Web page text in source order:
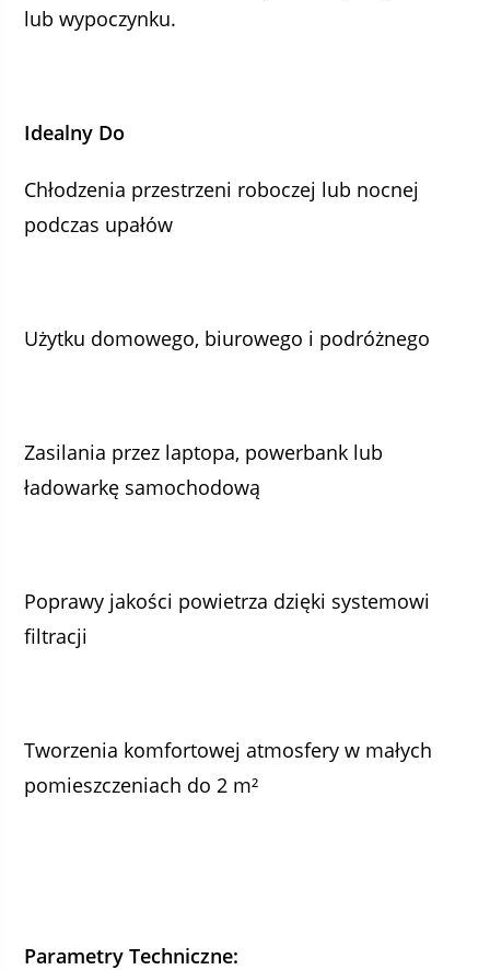
lub wypoczynku.
Idealny Do
Chłodzenia przestrzeni roboczej lub nocnej
podczas upałów
Użytku domowego, biurowego i podróżnego
Zasilania przez laptopa, powerbank lub
ładowarkę samochodową
Poprawy jakości powietrza dzięki systemowi
filtracji
Tworzenia komfortowej atmosfery w małych
pomieszczeniach do 2 m²
Parametry Techniczne: